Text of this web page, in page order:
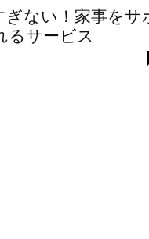
ぎない！家事をサ
るサービス